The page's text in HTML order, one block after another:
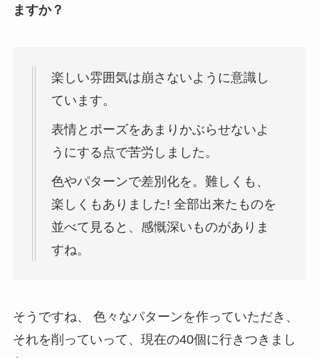
ますか？
楽しい雰囲気は崩さないように意識し
ています。
表情とポーズをあまりかぶらせないよ
うにする点で苦労しました。
色やパターンで差別化を。難しくも、
楽しくもありました! 全部出来たものを
並べて見ると、感慨深いものがありま
すね。
そうですね、 色々なパターンを作っていただき、
それを削っていって、現在の40個に行きつきまし